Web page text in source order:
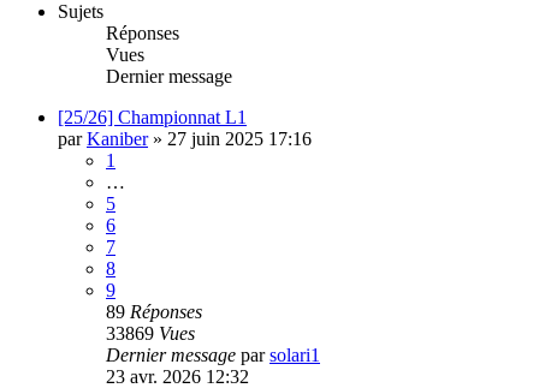
Sujets
Réponses
Vues
Dernier message
[25/26] Championnat L1
parKaniber» 27 juin 2025 17:16
1
…
5
6
7
8
9
89 Réponses
33869 Vues
Dernier message parsolari1
23 avr. 2026 12:32